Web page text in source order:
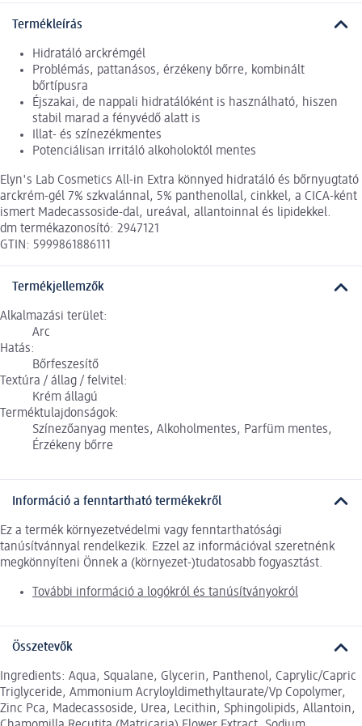
Termékleírás
Hidratáló arckrémgél
Problémás, pattanásos, érzékeny bőrre, kombinált
bőrtípusra
Éjszakai, de nappali hidratálóként is használható, hiszen
stabil marad a fényvédő alatt is
Illat- és színezékmentes
Potenciálisan irritáló alkoholoktól mentes
Elyn's Lab Cosmetics All-in Extra könnyed hidratáló és bőrnyugtató
arckrém-gél 7% szkvalánnal, 5% panthenollal, cinkkel, a CICA-ként
ismert Madecassoside-dal, ureával, allantoinnal és lipidekkel.
dm termékazonosító: 2947121
GTIN: 5999861886111
Termékjellemzők
Alkalmazási terület:
Arc
Hatás:
Bőrfeszesítő
Textúra / állag / felvitel:
Krém állagú
Terméktulajdonságok:
Színezőanyag mentes, Alkoholmentes, Parfüm mentes,
Érzékeny bőrre
Információ a fenntartható termékekről
Ez a termék környezetvédelmi vagy fenntarthatósági
tanúsítvánnyal rendelkezik. Ezzel az információval szeretnénk
megkönnyíteni Önnek a (környezet-)tudatosabb fogyasztást.
További információ a logókról és tanúsítványokról
Összetevők
Ingredients: Aqua, Squalane, Glycerin, Panthenol, Caprylic/Capric
Triglyceride, Ammonium Acryloyldimethyltaurate/Vp Copolymer,
Zinc Pca, Madecassoside, Urea, Lecithin, Sphingolipids, Allantoin,